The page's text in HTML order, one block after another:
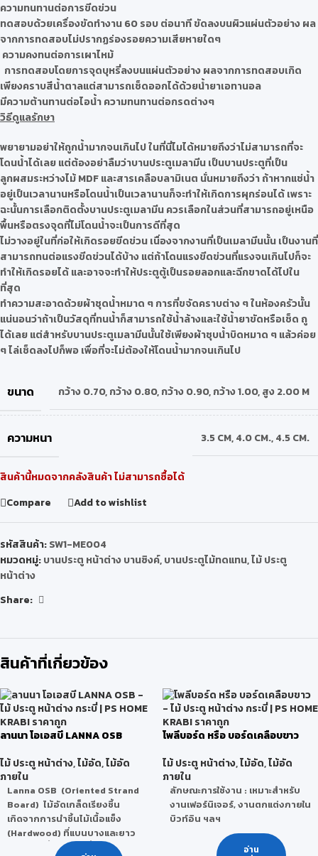
ความทนทานต่อการขีดข่วน
ทดสอบด้วยเครื่องขัดทำงาน 60 รอบ ต่อนาที ขัดลงบนผิวแผ่นตัวอย่าง ผล
จากการทดสอบไม่ปรากฏร่องรอยความเสียหายใดๆ
ความคงทนต่อการเผาไหม้
การทดสอบโดยการจุดบุหรี่ลงบนแผ่นตัวอย่าง ผลจากการทดสอบเกิด
เพียงคราบสีน้ำตาลแต่สามารถเช็ดออกได้ด้วยน้ำยาเอทานอล
มีความต้านทานต่อไอน้ำ ความทนทานต่อกรดต่างๆ
วิธีดูแลรักษา
พยายามอย่าให้ถูกน้ำมากจนเกินไป ในที่นี่ไมได้หมายถึงว่าไม่สามารถที่จะ
โดนน้ำได้เลย แต่ต้องอย่าลืมว่าบานประตูเมลามีน เป็นบานประตูที่เป็น
ลูกผสมระหว่างไม้ MDF และสารเคลือบลามิเนต นั่นหมายถึงว่า ถ้าหากแช่น้ำ
อยู่เป็นเวลานานหรือโดนน้ำเป็นเวลานานก็จะทำให้เกิดการผุกร่อนได้ เพราะ
ฉะนั้นการเลือกติดตั้งบานประตูเมลามีน ควรเลือกในส่วนที่สามารถอยู่เหนือ
พื้นหรือตรงจุดที่ไม่โดนน้ำจะเป็นการดีที่สุด
ไม่วางอยู่ในที่ก่อให้เกิดรอยขีดข่วน เนื่องจากงานที่เป็นเมลามีนนั้น เป็นงานที่
สามารถทนต่อแรงขีดข่วนได้บ้าง แต่ถ้าโดนแรงขีดข่วนที่แรงจนเกินไปก็จะ
ทำให้เกิดรอยได้ และอาจจะทำให้ประตูตู้เป็นรอยลอกและฉีกขาดได้ไปใน
ที่สุด
ทำความสะอาดด้วยผ้าชุดน้ำหมาด ๆ การที่ขจัดคราบต่าง ๆ ในห้องครัวนั้น
แน่นอนว่าถ้าเป็นวัสดุที่ทนน้ำก็สามารถใช้น้ำล้างและใช้น้ำยาขัดหรือเช็ด ถู
ได้เลย แต่สำหรับบานประตูเมลามีนนั้นใช้เพียงผ้าชุบน้ำบิดหมาด ๆ แล้วค่อย
ๆ ไล่เช็ดลงไปก็พอ เพื่อที่จะไม่ต้องให้โดนน้ำมากจนเกินไป
ขนาด กว้าง 0.70,กว้าง 0.80,กว้าง 0.90,กว้าง 1.00,สูง 2.00 M
ความหนา 3.5 CM,4.0 CM.,4.5 CM.
สินค้านี้หมดจากคลังสินค้า ไม่สามารถซื้อได้
Compare
Add to wishlist
รหัสสินค้า:SW1-ME004
หมวดหมู่:บานประตู หน้าต่าง บานซิงค์,บานประตูไม้ทดแทน,ไม้ ประตู
หน้าต่าง
Share:
สินค้าที่เกี่ยวข้อง
ลานนา โอเอสบี LANNA OSB
ไม้ ประตู หน้าต่าง,ไม้อัด,ไม้อัด
ภายใน
Lanna OSB (Oriented Strand
Board) ไม้อัดเกล็ดเรียงชิ้น
เกิดจากการนำชิ้นไม้เนื้อแข็ง
(Hardwood) ที่แบนบางและยาว
วางสลับเสี้ยนขวางตั้งฉากกัน
โพลีบอร์ด หรือ บอร์ดเคลือบขาว
ไม้ ประตู หน้าต่าง,ไม้อัด,ไม้อัด
ภายใน
ลักษณะการใช้งาน : เหมาะสำหรับ
งานเฟอร์นิเจอร์, งานตกแต่งภายใน
บิวท์อิน ฯลฯ
อ่าน